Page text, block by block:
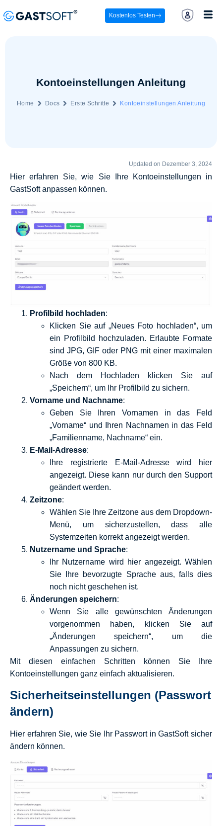
Kostenlos Testen
Kontoeinstellungen Anleitung
Home Docs Erste Schritte Kontoeinstellungen Anleitung
Updated on Dezember 3, 2024
Hier erfahren Sie, wie Sie Ihre Kontoeinstellungen in
GastSoft anpassen können.
Profilbild hochladen:
Klicken Sie auf „Neues Foto hochladen“, um
ein Profilbild hochzuladen. Erlaubte Formate
sind JPG, GIF oder PNG mit einer maximalen
Größe von 800 KB.
Nach dem Hochladen klicken Sie auf
„Speichern“, um Ihr Profilbild zu sichern.
Vorname und Nachname:
Geben Sie Ihren Vornamen in das Feld
„Vorname“ und Ihren Nachnamen in das Feld
„Familienname, Nachname“ ein.
E-Mail-Adresse:
Ihre registrierte E-Mail-Adresse wird hier
angezeigt. Diese kann nur durch den Support
geändert werden.
Zeitzone:
Wählen Sie Ihre Zeitzone aus dem Dropdown-
Menü, um sicherzustellen, dass alle
Systemzeiten korrekt angezeigt werden.
Nutzername und Sprache:
Ihr Nutzername wird hier angezeigt. Wählen
Sie Ihre bevorzugte Sprache aus, falls dies
noch nicht geschehen ist.
Änderungen speichern:
Wenn Sie alle gewünschten Änderungen
vorgenommen haben, klicken Sie auf
„Änderungen speichern“, um die
Anpassungen zu sichern.
Mit diesen einfachen Schritten können Sie Ihre
Kontoeinstellungen ganz einfach aktualisieren.
Sicherheitseinstellungen (Passwort
ändern)
Hier erfahren Sie, wie Sie Ihr Passwort in GastSoft sicher
ändern können.